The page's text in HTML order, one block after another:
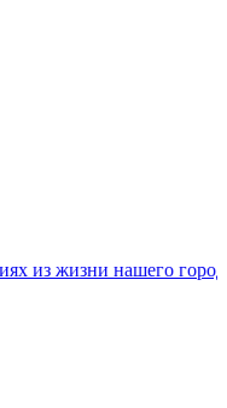
нашего города,